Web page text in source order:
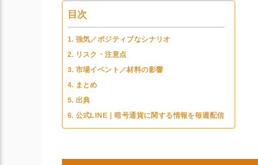
目次
強気／ポジティブなシナリオ
リスク・注意点
市場イベント／材料の影響
まとめ
出典
公式LINE｜暗号通貨に関する情報を毎週配信